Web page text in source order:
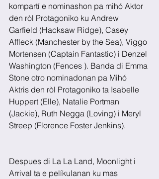
kompartí e nominashon pa mihó Aktor
den ròl Protagoniko ku Andrew
Garfield (Hacksaw Ridge), Casey
Affleck (Manchester by the Sea), Viggo
Mortensen (Captain Fantastic) i Denzel
Washington (Fences ). Banda di Emma
Stone otro nominadonan pa Mihó
Aktris den ròl Protagoniko ta Isabelle
Huppert (Elle), Natalie Portman
(Jackie), Ruth Negga (Loving) i Meryl
Streep (Florence Foster Jenkins).
Despues di La La Land, Moonlight i
Arrival ta e pelíkulanan ku mas